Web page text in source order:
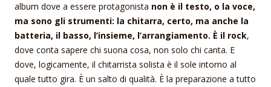
album dove a essere protagonista non è il testo, o la voce,
ma sono gli strumenti: la chitarra, certo, ma anche la
batteria, il basso, l’insieme, l’arrangiamento. È il rock,
dove conta sapere chi suona cosa, non solo chi canta. E
dove, logicamente, il chitarrista solista è il sole intorno al
quale tutto gira. È un salto di qualità. È la preparazione a tutto